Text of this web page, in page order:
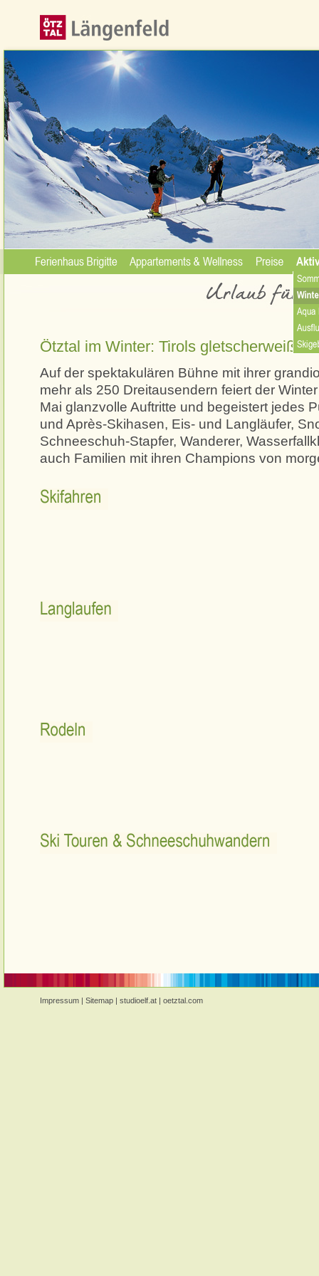
Ötztal im Winter: Tirols gletscherweißes
Auf der spektakulären Bühne mit ihrer
mehr als 250 Dreitausendern feiert der
Mai glanzvolle Auftritte und begeistert jedes
und Après-Skihasen, Eis- und Langläufer,
Schneeschuh-Stapfer, Wanderer,
auch Familien mit ihren Champions von
Impressum | Sitemap | studioelf.at | oetztal.com